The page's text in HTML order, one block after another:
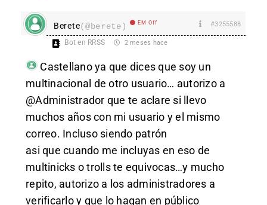
Berete(@berete) EM Off #3255588
Bot en RRSS 2 meses hace
Castellanoya que dices que soy un
multinacional de otro usuario… autorizo a
@Administrador que te aclare si llevo
muchos años con mi usuario y el mismo
correo. Incluso siendo patrón
asi que cuando me incluyas en eso de
multinicks o trolls te equivocas…y mucho
repito, autorizo a los administradores a
verificarlo y que lo hagan en público